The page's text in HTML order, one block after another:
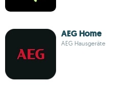
AEG Home
AEG Hausgeräte